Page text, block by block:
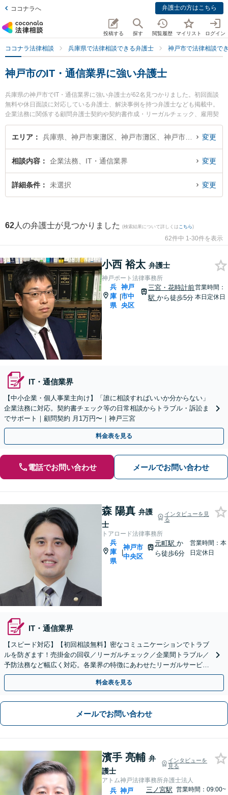
ココナラへ 弁護士の方はこちら
投稿する 探す 閲覧履歴 マイリスト ログイン
ココナラ法律相談 兵庫県で法律相談できる弁護士 神戸市で法律相談で
神戸市のIT・通信業界に強い弁護士
兵庫県の神戸市でIT・通信業界に強い弁護士が62名見つかりました。初回面談
無料や休日面談に対応している弁護士、解決事例を持つ弁護士なども掲載中。
企業法務に関係する顧問弁護士契約や契約書作成・リーガルチェック、雇用契
約書・就業規則作成等の細かな分野での絞り込み検索もでき便利です。特に神
戸ポート法律事務所の小西 裕太弁護士やトアロード法律事務所の森 陽真弁護
T・通信業界のトラブルを今すぐに弁護士に相談したい』『IT・通信業界のトラ
ブル解決の実績豊富な近くの弁護士を検索したい』『初回相談無料でIT・通信
業界を法律相談できる神戸市内の弁護士に相談予約したい』などでお困りの相
エリア 変更
相談内容 企業法務、IT・通信業界 変更
詳細条件 未選択 変更
62 人の弁護士が見つかりました (検索結果について詳しくは こちら)
62件中 1-30件を表示
小西 裕太 弁護士
神戸ポート法律事務所
兵
庫
県
|
神戸
市中
央区
三宮・花時計前
駅から徒歩5分
営業時間：
本日定休日
IT・通信業界
【中小企業・個人事業主向け】「誰に相談すればいいか分からない」
企業法務に対応。契約書チェック等の日常相談からトラブル・訴訟ま
でサポート｜顧問契約 月1万円〜｜神戸三宮
料金表を見る
電話でお問い合わせ メールでお問い合わせ
森 陽真 弁護
士
インタビューを見
る
トアロード法律事務所
兵
庫
県
|
神戸市
中央区
元町駅 か
ら徒歩6分
営業時間：本
日定休日
IT・通信業界
【スピード対応】【初回相談無料】密なコミュニケーションでトラブ
ルを防ぎます！売掛金の回収／リーガルチェック／企業間トラブル／
予防法務など幅広く対応。各業界の特徴にあわせたリーガルサービス
で、中小企業の頼れるパートナーに。
料金表を見る
メールでお問い合わせ
濱手 亮輔 弁
護士
インタビューを
見る
アトム神戸法律事務所弁護士法人
兵 神戸
三ノ宮駅 営業時間：09:00~